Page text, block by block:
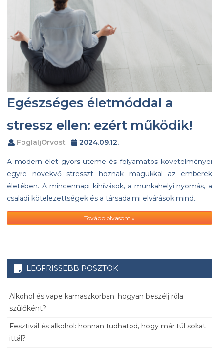
Egészséges életmóddal a
stressz ellen: ezért működik!
FoglaljOrvost 2024.09.12.
A modern élet gyors üteme és folyamatos követelményei
egyre növekvő stresszt hoznak magukkal az emberek
életében. A mindennapi kihívások, a munkahelyi nyomás, a
családi kötelezettségek és a társadalmi elvárások mind…
Tovább olvasom »
LEGFRISSEBB POSZTOK
Alkohol és vape kamaszkorban: hogyan beszélj róla
szülőként?
Fesztivál és alkohol: honnan tudhatod, hogy már túl sokat
ittál?